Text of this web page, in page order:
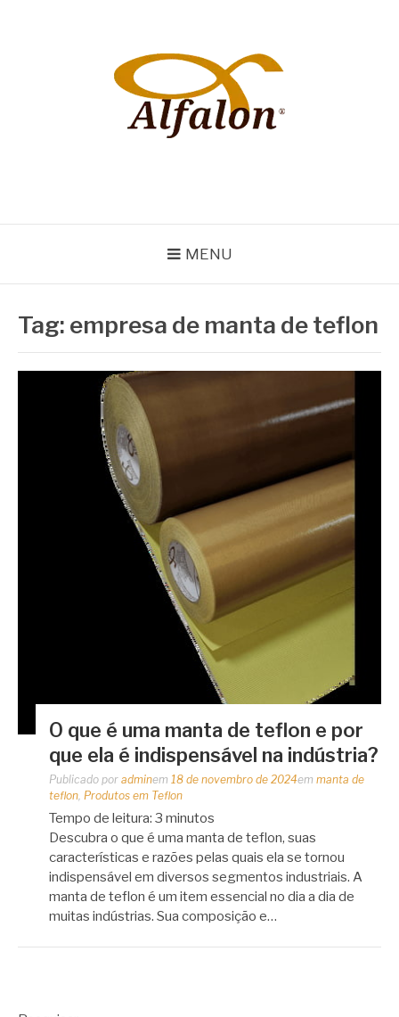
MENU
Tag: empresa de manta de teflon
O que é uma manta de teflon e por
que ela é indispensável na indústria?
Publicado por adminem 18 de novembro de 2024em manta de
teflon, Produtos em Teflon
Tempo de leitura: 3 minutos
Descubra o que é uma manta de teflon, suas
características e razões pelas quais ela se tornou
indispensável em diversos segmentos industriais. A
manta de teflon é um item essencial no dia a dia de
muitas indústrias. Sua composição e…